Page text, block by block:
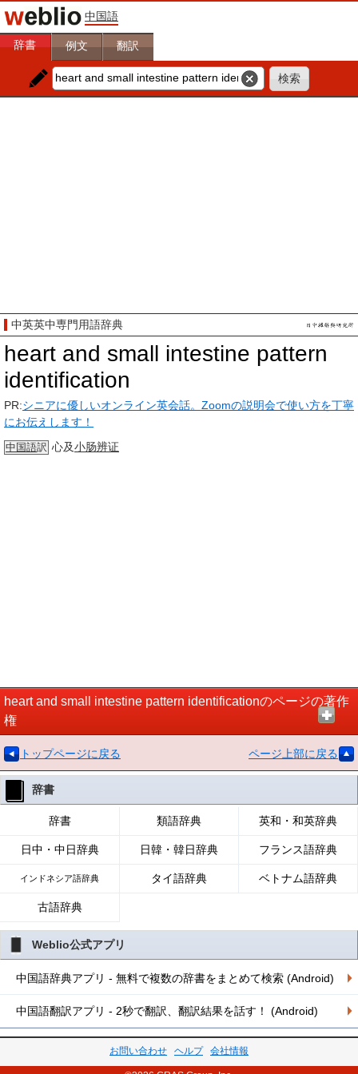
中国語
辞書 例文 翻訳
中英英中専門用語辞典
heart and small intestine pattern
identification
PR:シニアに優しいオンライン英会話。Zoomの説明会で使い方を丁寧
にお伝えします！
中国語訳 心及小肠辨证
heart and small intestine pattern identificationのページの著作
権
トップページに戻る ページ上部に戻る
辞書
辞書 類語辞典 英和・和英辞典
日中・中日辞典 日韓・韓日辞典 フランス語辞典
インドネシア語辞典 タイ語辞典 ベトナム語辞典
古語辞典
Weblio公式アプリ
中国語辞典アプリ - 無料で複数の辞書をまとめて検索 (Android)
中国語翻訳アプリ - 2秒で翻訳、翻訳結果を話す！ (Android)
お問い合わせ ヘルプ 会社情報